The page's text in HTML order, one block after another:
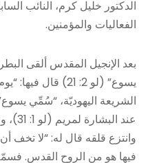
الدكتور خليل كرم، النائب
الفعاليات والمؤمنين.
بعد الإنجيل المقدس ألقى
يسوع” (لو 2: 21)
عند
وانتزع قلقه قال له: “لا تخف
فيها هو من الروح القدس.